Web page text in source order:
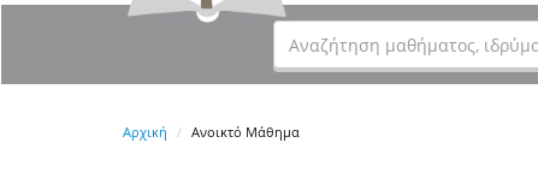
Αρχική Ανοικτό Μάθημα